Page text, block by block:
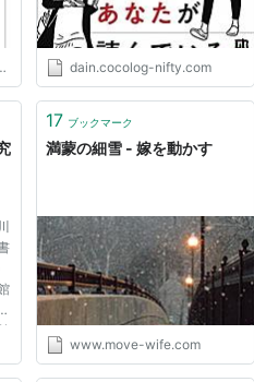
dain.cocolog-nifty.com
17 ブックマーク
満蒙の細雪 - 嫁を動かす
www.move-wife.com